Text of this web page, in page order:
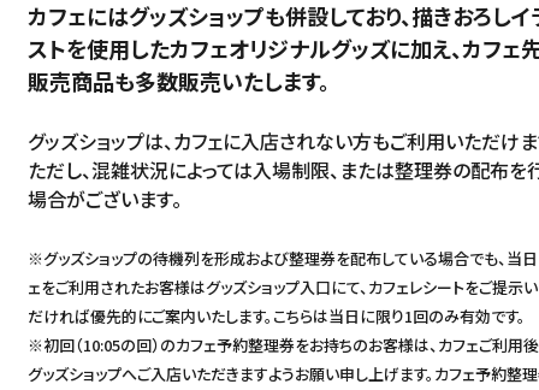
アクセス
ACCESS
オンラインショップ
ONLINE SHOP
English
中文（简）
カフェにはグッズショップも併設しており、描きおろしイ
ストを使用したカフェオリジナルグッズに加え、カフェ
販売商品も多数販売いたします。
グッズショップは、カフェに入店されない方もご利用いただけま
ただし、混雑状況によっては入場制限、または整理券の配布を
場合がございます。
※グッズショップの待機列を形成および整理券を配布している場合でも、当
ェをご利用されたお客様はグッズショップ入口にて、カフェレシートをご提示
だければ優先的にご案内いたします。こちらは当日に限り1回のみ有効です。
※初回（10:05の回）のカフェ予約整理券をお持ちのお客様は、カフェご利用後
グッズショップへご入店いただきますようお願い申し上げます。カフェ予約整